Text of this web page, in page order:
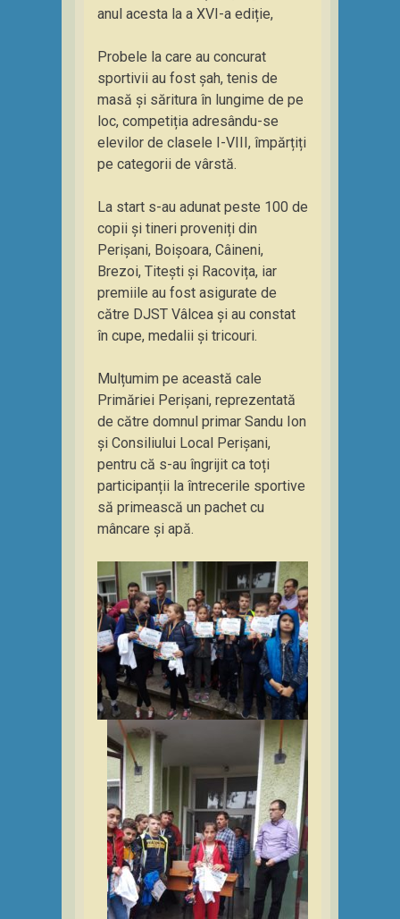
anul acesta la a XVI-a ediție,
Probele la care au concurat
sportivii au fost șah, tenis de
masă și săritura în lungime de pe
loc, competiția adresându-se
elevilor de clasele I-VIII, împărțiți
pe categorii de vârstă.
La start s-au adunat peste 100 de
copii și tineri proveniți din
Perișani, Boișoara, Câineni,
Brezoi, Titești și Racovița, iar
premiile au fost asigurate de
către DJST Vâlcea și au constat
în cupe, medalii și tricouri.
Mulțumim pe această cale
Primăriei Perișani, reprezentată
de către domnul primar Sandu Ion
și Consiliului Local Perișani,
pentru că s-au îngrijit ca toți
participanții la întrecerile sportive
să primească un pachet cu
mâncare și apă.